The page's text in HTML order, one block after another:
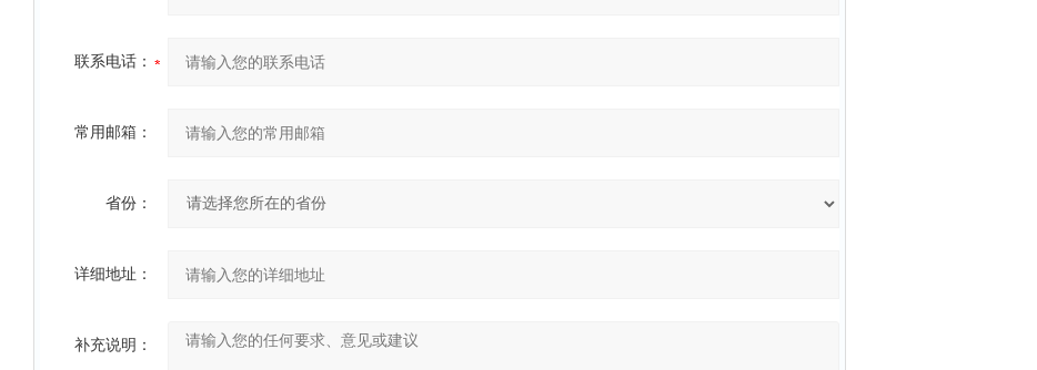
联系电话：
常用邮箱：
省份：
详细地址：
补充说明：